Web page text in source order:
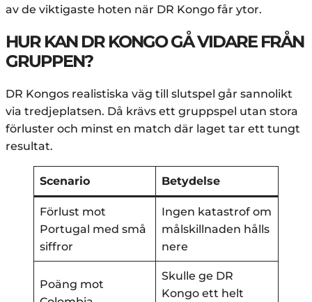
av de viktigaste hoten när DR Kongo får ytor.
HUR KAN DR KONGO GÅ VIDARE FRÅN
GRUPPEN?
DR Kongos realistiska väg till slutspel går sannolikt
via tredjeplatsen. Då krävs ett gruppspel utan stora
förluster och minst en match där laget tar ett tungt
resultat.
Scenario Betydelse
Förlust mot
Portugal med små
siffror
Ingen katastrof om
målskillnaden hålls
nere
Poäng mot
Skulle ge DR
Kongo ett helt